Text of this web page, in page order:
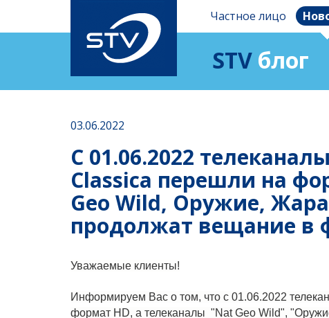
Частное лицо
STV блог
03.06.2022
C 01.06.2022
Classica перешли на
Geo Wild, Оружие,
продолжат вещание в
Уважаемые клиенты!
Информируем Вас о том, что c 01.06.2022
формат HD, а телеканалы "Nat Geo Wild",